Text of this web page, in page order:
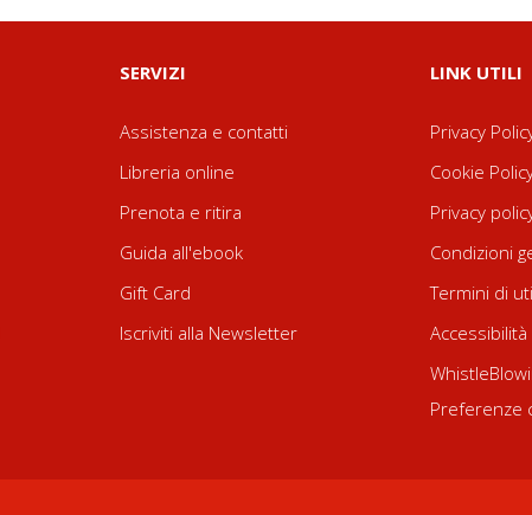
SERVIZI
Assistenza e contatti
Libreria online
Prenota e ritira
Guida all'ebook
Gift Card
Iscriviti alla Newsletter
LINK UTILI
Privacy
Cookie
Privacy
Condizioni
Termini di
Accessibilità
Preferenze